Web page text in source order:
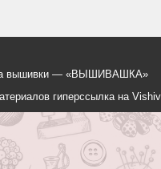
вышивки — «ВЫШИВАШКА»
гиперссылка на